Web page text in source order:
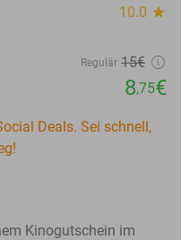
10.0 star
Regulär 15€
8,75€
Deals. Sei schnell,
Kinogutschein im